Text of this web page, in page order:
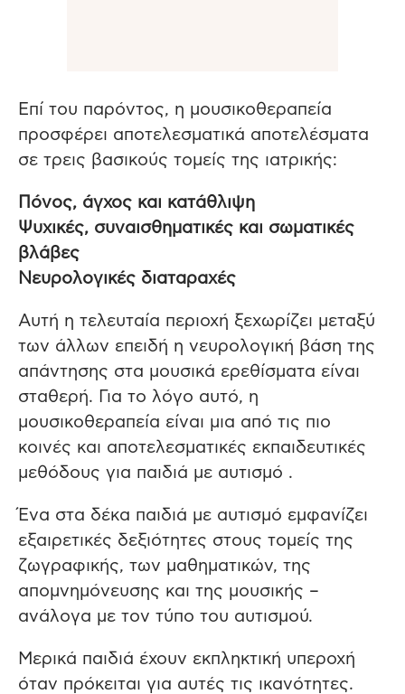
Επί του παρόντος, η μουσικοθεραπεία
προσφέρει αποτελεσματικά αποτελέσματα
σε τρεις βασικούς τομείς της ιατρικής:
Πόνος, άγχος και κατάθλιψη
Ψυχικές, συναισθηματικές και σωματικές
βλάβες
Νευρολογικές διαταραχές
Αυτή η τελευταία περιοχή ξεχωρίζει μεταξύ
των άλλων επειδή η νευρολογική βάση της
απάντησης στα μουσικά ερεθίσματα είναι
σταθερή. Για το λόγο αυτό, η
μουσικοθεραπεία είναι μια από τις πιο
κοινές και αποτελεσματικές εκπαιδευτικές
μεθόδους για παιδιά με αυτισμό .
Ένα στα δέκα παιδιά με αυτισμό εμφανίζει
εξαιρετικές δεξιότητες στους τομείς της
ζωγραφικής, των μαθηματικών, της
απομνημόνευσης και της μουσικής –
ανάλογα με τον τύπο του αυτισμού.
Μερικά παιδιά έχουν εκπληκτική υπεροχή
όταν πρόκειται για αυτές τις ικανότητες.